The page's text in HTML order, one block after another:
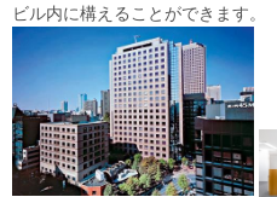
ビル内に構えることができます。